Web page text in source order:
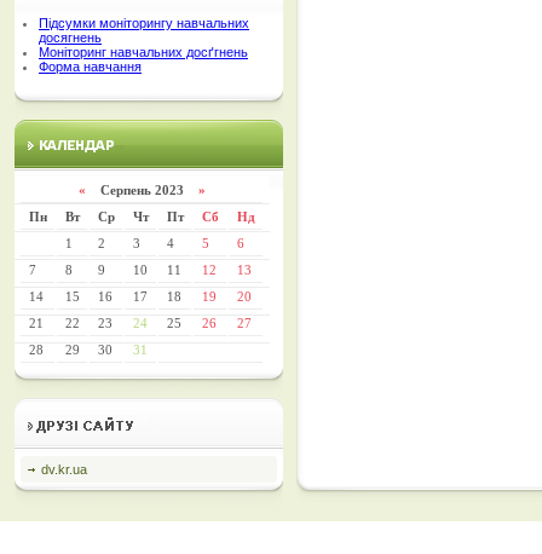
Підсумки моніторингу навчальних
досягнень
Моніторинг навчальних досґгнень
Форма навчання
« Серпень 2023 »
Пн
Вт Ср Чт Пт Сб
Нд
1
2 3 4 5
6
7
8 9 10 11 12
13
14
15 16 17 18 19
20
21
22 23 24 25 26
27
28
29 30 31
dv.kr.ua